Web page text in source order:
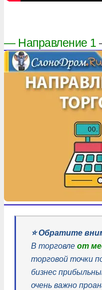
— Направление 1
⭐️ Обратите
В торговле от
торговой точки
бизнес
очень важно